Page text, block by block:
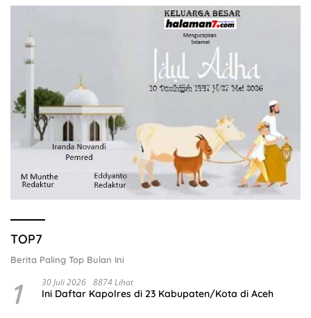
TOP7
Berita Paling Top Bulan Ini
1 30 Juli 2026 8874 Lihat
Ini Daftar Kapolres di 23 Kabupaten/Kota di Aceh